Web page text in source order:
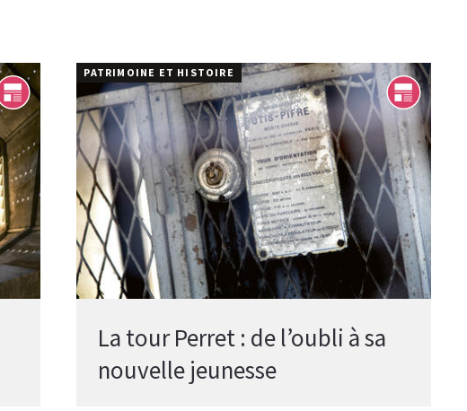
La tour Perret : de l’oubli à sa
nouvelle jeunesse
PATRIMOINE ET HISTOIRE